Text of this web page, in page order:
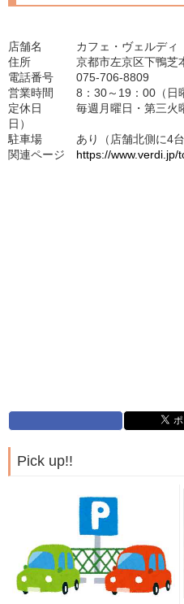
店舗名 カフェ・ヴェルディ
住所 京都市左京区下鴨芝本
電話番号 075-706-8809
営業時間 8：30～19：00（日曜
定休日 毎週月曜日・第三火曜
日）
駐車場 あり（店舗北側に4台
関連ページ https://www.verdi.jp/
Pick up!!